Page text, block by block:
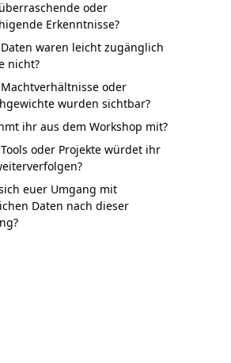
oder
Erkenntnisse?
waren leicht zugänglich
nicht?
oder
wurden sichtbar?
ihr aus dem Workshop mit?
oder Projekte würdet ihr
euer Umgang mit
Daten nach dieser